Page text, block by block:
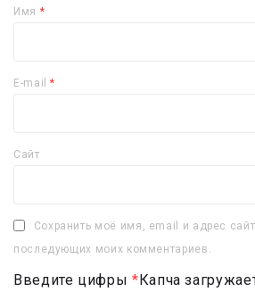
Имя *
E-mail*
Сайт
Сохранить моё имя, email и адрес
последующих моих комментариев.
Введите цифры * Капча